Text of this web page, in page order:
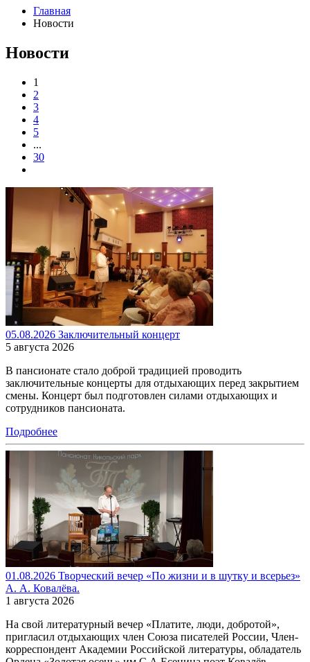
Главная
Новости
Новости
1
2
3
4
5
...
30
05.08.2026 Заключительный концерт
5 августа 2026
В пансионате стало доброй традицией проводить
заключительные концерты для отдыхающих перед закрытием
смены. Концерт был подготовлен силами отдыхающих и
сотрудников пансионата.
Подробнее
01.08.2026 Творческий вечер «По жизни и в шутку и всерьез»
А. А. Ковалёва.
1 августа 2026
На свой литературный вечер «Платите, люди, добротой»,
пригласил отдыхающих член Союза писателей России, Член-
корреспондент Академии Российской литературы, обладатель